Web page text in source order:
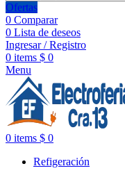
Ofertas
0 Comparar
0 Lista de deseos
Ingresar / Registro
0 items $ 0
Menu
0 items $ 0
Refigeración